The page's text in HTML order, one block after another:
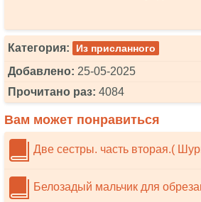
Категория: Из присланного
Добавлено: 25-05-2025
Прочитано раз: 4084
Вам может понравиться
Две сестры. часть вторая.(
Белозадый мальчик для